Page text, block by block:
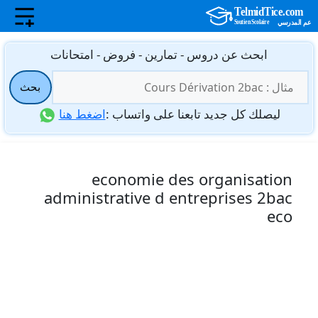
انتقل
المحتوى
ابحث عن دروس - تمارين - فروض - امتحانات
عن:
بحث
ليصلك كل جديد تابعنا على واتساب :اضغط هنا
economie des organisation
administrative d entreprises 2bac
eco